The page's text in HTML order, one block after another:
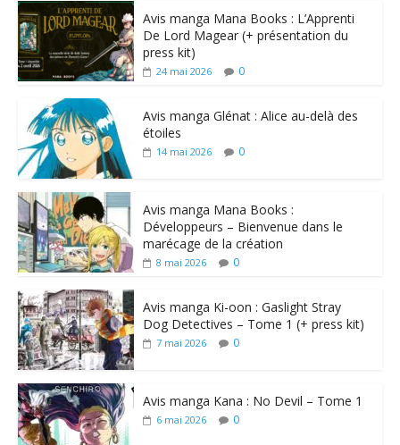
Avis manga Mana Books : L’Apprenti
De Lord Magear (+ présentation du
press kit)
24 mai 2026 0
Avis manga Glénat : Alice au-delà des
étoiles
14 mai 2026 0
Avis manga Mana Books :
Développeurs – Bienvenue dans le
marécage de la création
8 mai 2026 0
Avis manga Ki-oon : Gaslight Stray
Dog Detectives – Tome 1 (+ press kit)
7 mai 2026 0
Avis manga Kana : No Devil – Tome 1
6 mai 2026 0